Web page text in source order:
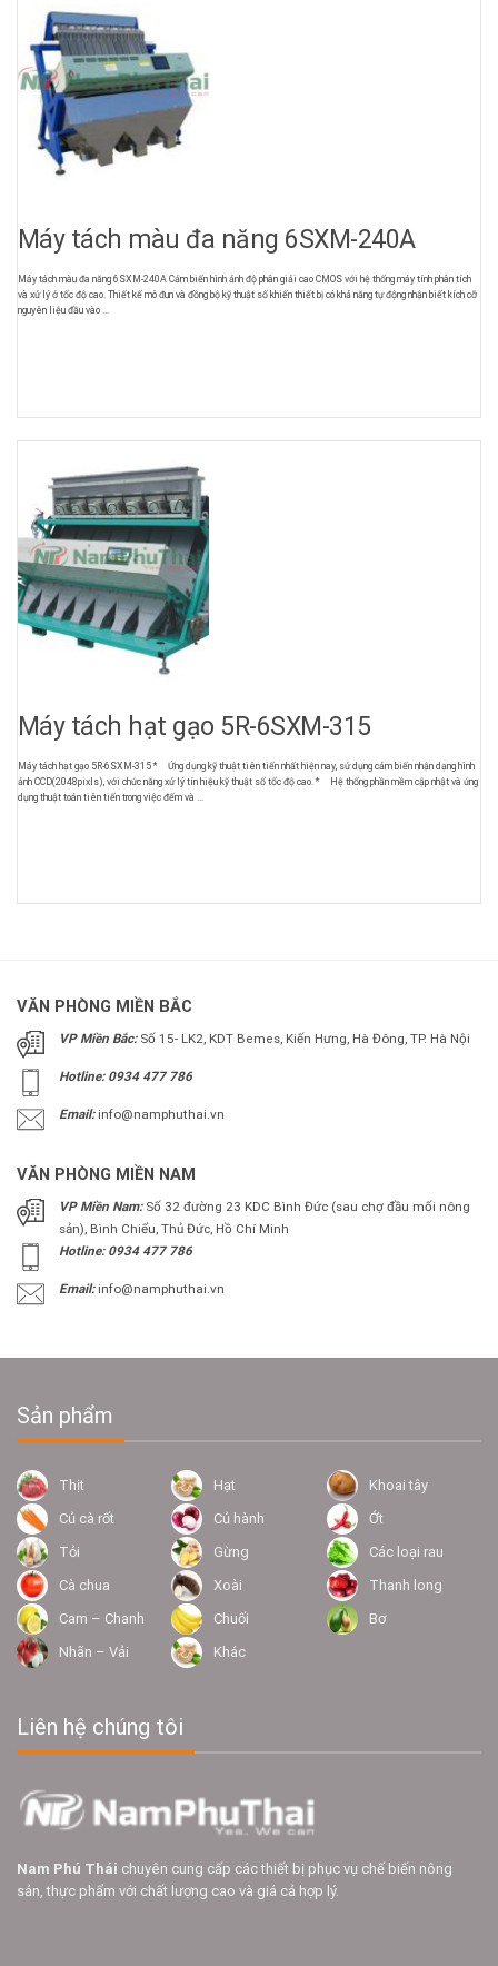
Máy tách màu đa năng 6SXM-240A
Máy tách màu đa năng 6SXM-240A Cảm biến hình ảnh độ phân giải cao CMOS với hệ thống máy tính phân tích
và xử lý ở tốc độ cao. Thiết kế mô đun và đồng bộ kỹ thuật số khiến thiết bị có khả năng tự động nhận biết kích cỡ
nguyên liệu đầu vào ...
Máy tách hạt gạo 5R-6SXM-315
Máy tách hạt gạo 5R-6SXM-315 * Ứng dụng kỹ thuật tiên tiến nhất hiện nay, sử dụng cảm biến nhận dạng hình
ảnh CCD(2048pixls), với chức năng xử lý tín hiệu kỹ thuật số tốc độ cao. * Hệ thống phần mềm cập nhật và ứng
dụng thuật toán tiên tiến trong việc đếm và ...
VĂN PHÒNG MIỀN BẮC
VP Miền Bắc:Số 15- LK2, KDT Bemes, Kiến Hưng, Hà Đông, TP. Hà Nội
Hotline: 0934 477 786
Email: info@namphuthai.vn
VĂN PHÒNG MIỀN NAM
VP Miền Nam:Số 32 đường 23 KDC Bình Đức (sau chợ đầu mối nông
sản), Bình Chiểu, Thủ Đức, Hồ Chí Minh
Hotline: 0934 477 786
Email:info@namphuthai.vn
Sản phẩm
Thịt Hạt
Khoai tây
Củ cà rốt
Củ hành
Ớt
Tỏi
Gừng
Các loại rau
Cà chua
Xoài
Thanh long
Cam – Chanh
Chuối
Bơ
Nhãn – Vải
Khác
Liên hệ chúng tôi
Nam Phú Thái chuyên cung cấp các thiết bị phục vụ chế biến nông
sản, thực phẩm với chất lượng cao và giá cả hợp lý.